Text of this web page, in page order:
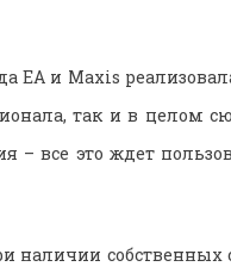
EA и Maxis
так и в целом
– все это ждет
наличии собственных